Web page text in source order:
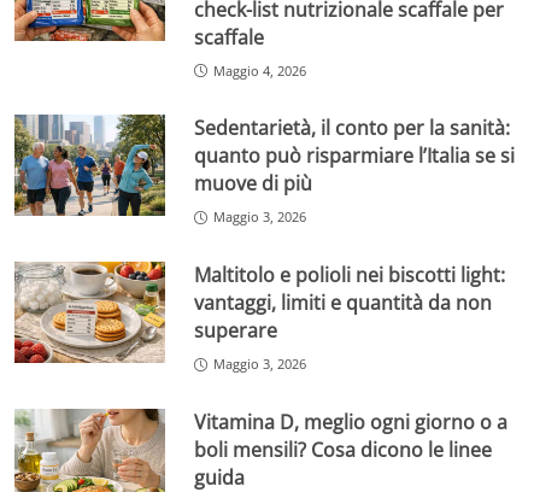
check-list nutrizionale scaffale per
scaffale
Maggio 4, 2026
Sedentarietà, il conto per la sanità:
quanto può risparmiare l’Italia se si
muove di più
Maggio 3, 2026
Maltitolo e polioli nei biscotti light:
vantaggi, limiti e quantità da non
superare
Maggio 3, 2026
Vitamina D, meglio ogni giorno o a
boli mensili? Cosa dicono le linee
guida